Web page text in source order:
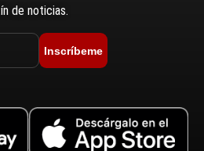
de noticias.
Inscríbeme